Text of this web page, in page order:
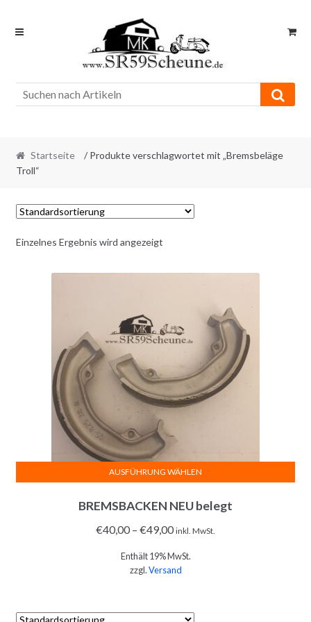
Skip
Skip
Startseite
/ Produkte verschlagwortet mit „Bremsbeläge
Troll“
Einzelnes Ergebnis wird angezeigt
BREMSBACKEN NEU belegt
€40,00 – €49,00 inkl. MwSt.
Enthält 19% MwSt.
zzgl.Versand
AUSFÜHRUNG WÄHLEN
Produkt
weist
Varianten
auf.
Optionen